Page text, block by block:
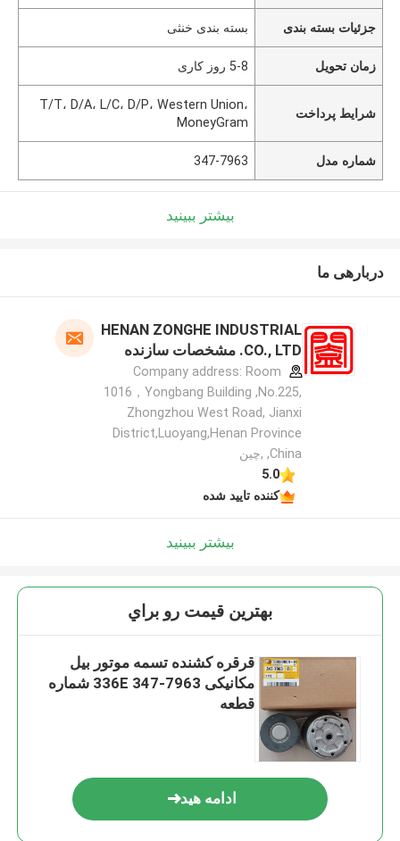
جزئیات بسته بندی بسته بندی خنثی
زمان تحویل 5-8 روز کاری
شرایط پرداخت
T/T، D/A، L/C، D/P، Western Union،
MoneyGram
شماره مدل 347-7963
بیشتر ببینید
دربارهی ما
HENAN ZONGHE INDUSTRIAL
CO., LTD. مشخصات سازنده
Company address: Room
1016，Yongbang Building ,No.225,
Zhongzhou West Road, Jianxi
District,Luoyang,Henan Province
,China ,چین
5.0
کننده تایید شده
بیشتر ببینید
بهترين قيمت رو براي
قرقره کشنده تسمه موتور بیل
مکانیکی 336E 347-7963 شماره
قطعه
ادامه هید